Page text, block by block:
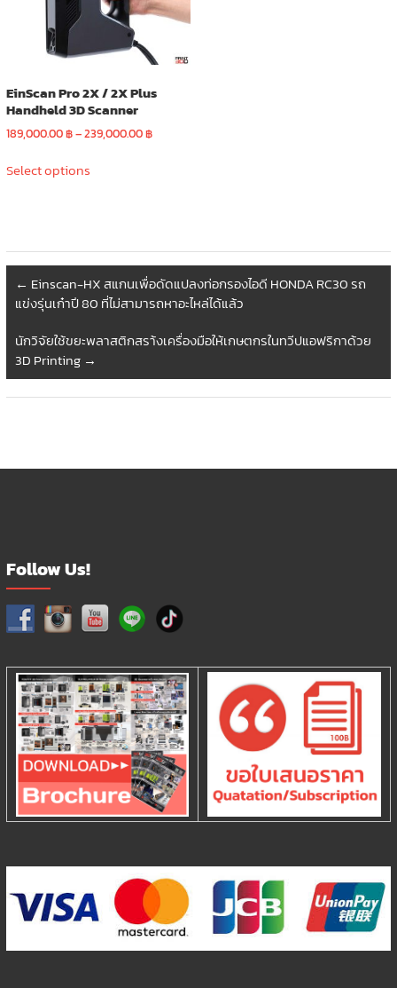
EinScan Pro 2X / 2X Plus
Handheld 3D Scanner
189,000.00฿–239,000.00฿Price
Select optionsproduct
The
may
be
chosen
on
the
← Einscan-HX สแกนเพื่อดัดแปลงท่อกรองไอดี HONDA RC30 รถ
แข่งรุ่นเก๋าปี 80 ที่ไม่สามารถหาอะไหล่ได้แล้ว
นักวิจัยใช้ขยะพลาสติกสรา้งเครื่องมือให้เกษตกรในทวีปแอฟริกาด้วย
3D Printing →
Follow Us!